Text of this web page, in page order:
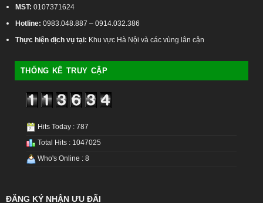
MST: 0107371624
Hotline: 0983.048.887 – 0914.032.386
Thực hiện dịch vụ tại: Khu vực Hà Nội và các vùng lân cận
THỐNG KÊ TRUY CẬP
Hits Today : 787
Total Hits : 1047025
Who's Online : 8
ĐĂNG KÝ NHẬN ƯU ĐÃI